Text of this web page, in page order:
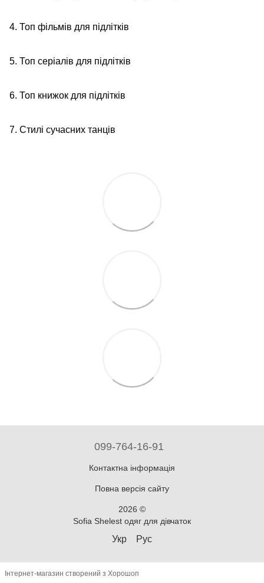
4. Топ фільмів для підлітків
5. Топ серіалів для підлітків
6. Топ книжок для підлітків
7. Стилі сучасних танців
099-764-16-91
Контактна інформація
Повна версія сайту
2026 ©
Sofia Shelest одяг для дівчаток
Укр Рус
Інтернет-магазин створений з Хорошоп